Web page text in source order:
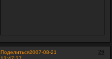
Поделиться 26
2007-08-21